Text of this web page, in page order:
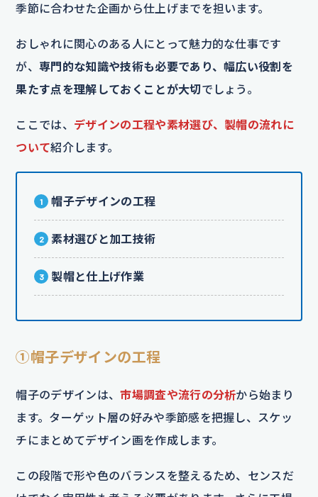
季節に合わせた企画から仕上げまでを担います。
おしゃれに関心のある人にとって魅力的な仕事です
が、専門的な知識や技術も必要であり、幅広い役割を
果たす点を理解しておくことが大切でしょう。
ここでは、 デザインの工程や素材選び、製帽の流れに
ついて紹介します。
帽子デザインの工程
素材選びと加工技術
製帽と仕上げ作業
①帽子デザインの工程
帽子のデザインは、市場調査や流行の分析から始まり
ます。ターゲット層の好みや季節感を把握し、スケッ
チにまとめてデザイン画を作成します。
この段階で形や色のバランスを整えるため、センスだ